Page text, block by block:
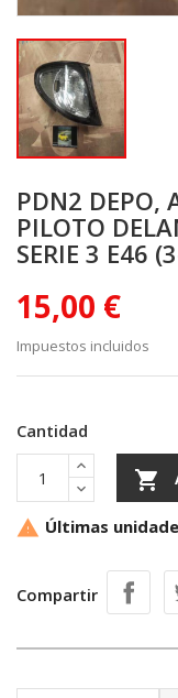
PDN2 DEPO,
PILOTO
SERIE 3 E46
15,00 €
Impuestos incluidos
Cantidad

 Últimas
Compartir